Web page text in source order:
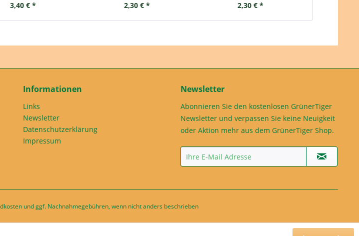
3,40 € * 2,30 € * 2,30 € *
Informationen
Links
Newsletter
Datenschutzerklärung
Impressum
Newsletter
Abonnieren Sie den kostenlosen GrünerTiger
Newsletter und verpassen Sie keine Neuigkeit
oder Aktion mehr aus dem GrünerTiger Shop.
und ggf. Nachnahmegebühren, wenn nicht anders beschrieben